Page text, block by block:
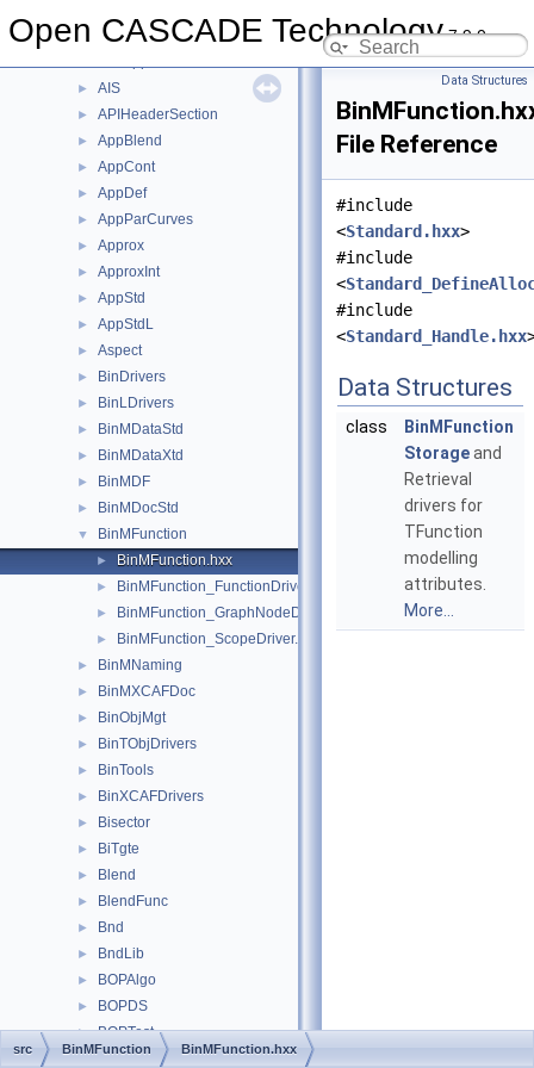
Open CASCADE Technology7.9.0
AdvApp2Var
► AIS
► APIHeaderSection
► AppBlend
► AppCont
► AppDef
► AppParCurves
► Approx
► ApproxInt
► AppStd
► AppStdL
► Aspect
► BinDrivers
► BinLDrivers
► BinMDataStd
► BinMDataXtd
► BinMDF
► BinMDocStd
▼ BinMFunction
► BinMFunction.hxx
► BinMFunction_FunctionDriver.hxx
► BinMFunction_GraphNodeDriver.hxx
► BinMFunction_ScopeDriver.hxx
► BinMNaming
► BinMXCAFDoc
► BinObjMgt
► BinTObjDrivers
► BinTools
► BinXCAFDrivers
► Bisector
► BiTgte
► Blend
► BlendFunc
► Bnd
► BndLib
► BOPAlgo
► BOPDS
► BOPTest
► BOPTools
Data Structures
File Reference
#include
<Standard.hxx>
#include
<
#include
<Standard_Handle.hxx
Data Structures
class
BinMFunction
Storageand
Retrieval
drivers for
TFunction
modelling
attributes.
More...
src BinMFunction BinMFunction.hxx